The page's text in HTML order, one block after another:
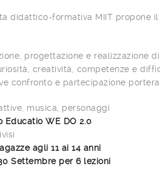
didattico-formativa MIIT propone
progettazione e realizzazione
creatività, competenze e
confronto e partecipazione
musica, personaggi
Educatio WE DO 2.0
agli 11 ai 14 anni
Settembre per 6 lezioni